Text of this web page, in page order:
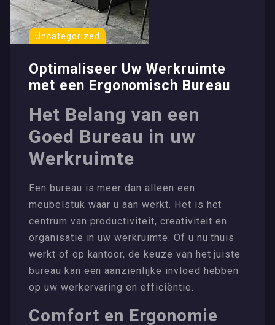
Uncategorized
Optimaliseer Uw Werkruimte
met een Ergonomisch Bureau
Het Belang van een
Goed Bureau in uw
Werkruimte
Een bureau is meer dan alleen een
meubelstuk waar u aan werkt. Het is het
centrum van productiviteit, creativiteit en
organisatie in uw werkruimte. Of u nu thuis
werkt of op kantoor, de keuze van het juiste
bureau kan een aanzienlijke invloed hebben
op uw werkervaring en efficiëntie.
Comfort en Ergonomie